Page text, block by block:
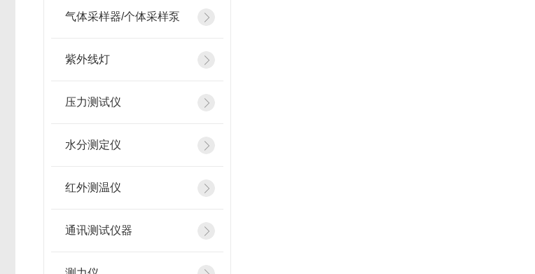
气体采样器/个体采样泵
紫外线灯
压力测试仪
水分测定仪
红外测温仪
通讯测试仪器